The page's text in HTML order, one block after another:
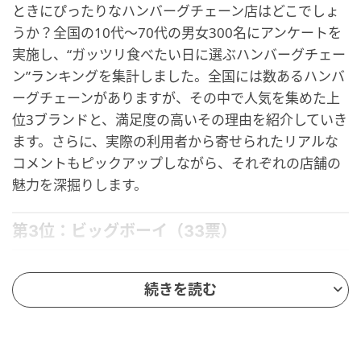
ときにぴったりなハンバーグチェーン店はどこでしょ
うか？全国の10代〜70代の男女300名にアンケートを
実施し、“ガッツリ食べたい日に選ぶハンバーグチェー
ン”ランキングを集計しました。全国には数あるハンバ
ーグチェーンがありますが、その中で人気を集めた上
位3ブランドと、満足度の高いその理由を紹介していき
ます。さらに、実際の利用者から寄せられたリアルな
コメントもピックアップしながら、それぞれの店舗の
魅力を深掘りします。
第3位：ビッグボーイ（33票）
第3位は、「ビッグボーイ」。
続きを読む